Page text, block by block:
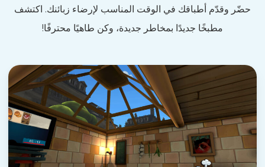
حضّر وقدّم أطباقك في الوقت المناسب لإرضاء زبائنك. اكتشف
مطبخًا جديدًا بمخاطر جديدة، وكن طاهيًا محترفًا!